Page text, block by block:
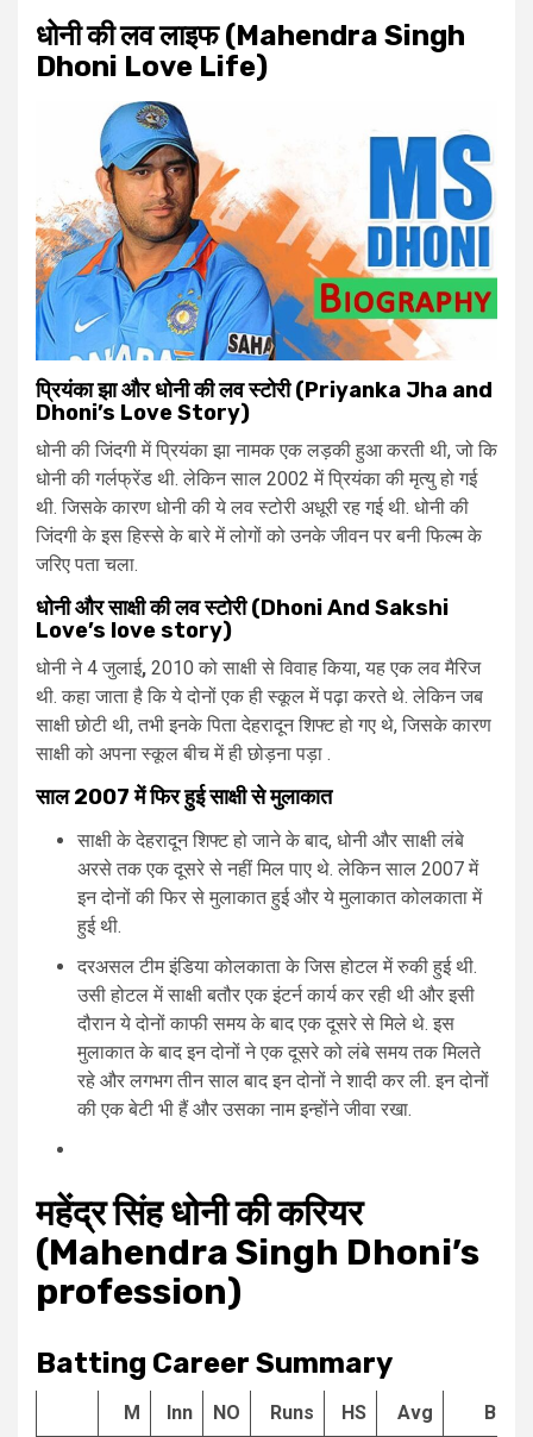
धोनी की लव लाइफ (Mahendra Singh
Dhoni Love Life)
प्रियंका झा और धोनी की लव स्टोरी (Priyanka Jha and
Dhoni’s Love Story)
धोनी की जिंदगी में प्रियंका झा नामक एक लड़की हुआ करती थी, जो कि
धोनी की गर्लफ्रेंड थी. लेकिन साल 2002 में प्रियंका की मृत्यु हो गई
थी. जिसके कारण धोनी की ये लव स्टोरी अधूरी रह गई थी. धोनी की
जिंदगी के इस हिस्से के बारे में लोगों को उनके जीवन पर बनी फिल्म के
जरिए पता चला.
धोनी और साक्षी की लव स्टोरी(Dhoni And Sakshi
Love’s love story)
धोनी ने 4 जुलाई, 2010 को साक्षी से विवाह किया, यह एक लव मैरिज
थी. कहा जाता है कि ये दोनों एक ही स्कूल में पढ़ा करते थे. लेकिन जब
साक्षी छोटी थी, तभी इनके पिता देहरादून शिफ्ट हो गए थे, जिसके कारण
साक्षी को अपना स्कूल बीच में ही छोड़ना पड़ा .
साल 2007 में फिर हुई साक्षी से मुलाकात
साक्षी के देहरादून शिफ्ट हो जाने के बाद, धोनी और साक्षी लंबे
अरसे तक एक दूसरे से नहीं मिल पाए थे. लेकिन साल 2007 में
इन दोनों की फिर से मुलाकात हुई और ये मुलाकात कोलकाता में
हुई थी.
दरअसल टीम इंडिया कोलकाता के जिस होटल में रुकी हुई थी.
उसी होटल में साक्षी बतौर एक इंटर्न कार्य कर रही थी और इसी
दौरान ये दोनों काफी समय के बाद एक दूसरे से मिले थे. इस
मुलाकात के बाद इन दोनों ने एक दूसरे को लंबे समय तक मिलते
रहे और लगभग तीन साल बाद इन दोनों ने शादी कर ली. इन दोनों
की एक बेटी भी हैं और उसका नाम इन्होंने जीवा रखा.
महेंद्रसिंहधोनीकी करियर
(Mahendra Singh Dhoni’s
profession)
Batting Career Summary
M Inn NO Runs HS Avg BF